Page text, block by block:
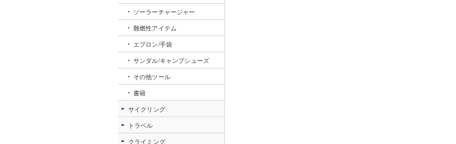
ソーラーチャージャー
難燃性アイテム
エプロン/手袋
サンダル/キャンプシューズ
その他ツール
書籍
サイクリング
トラベル
クライミング